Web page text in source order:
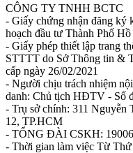
CÔNG TY TNHH BCTC
- Giấy chứng nhận đăng ký
hoạch đầu tư Thành Phố
- Giấy phép thiết lập trang
STTTT do Sở Thông tin &
cấp ngày 26/02/2021
- Người chịu trách nhiệm
danh: Chủ tịch HĐTV - Số
- Trụ sở chính: 311
12, TP.HCM
- TỔNG ĐÀI CSKH:
- Thời gian làm việc Từ